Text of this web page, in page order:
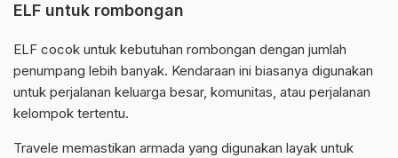
ELF untuk rombongan
ELF cocok untuk kebutuhan rombongan dengan jumlah
penumpang lebih banyak. Kendaraan ini biasanya digunakan
untuk perjalanan keluarga besar, komunitas, atau perjalanan
kelompok tertentu.
Travele memastikan armada yang digunakan layak untuk